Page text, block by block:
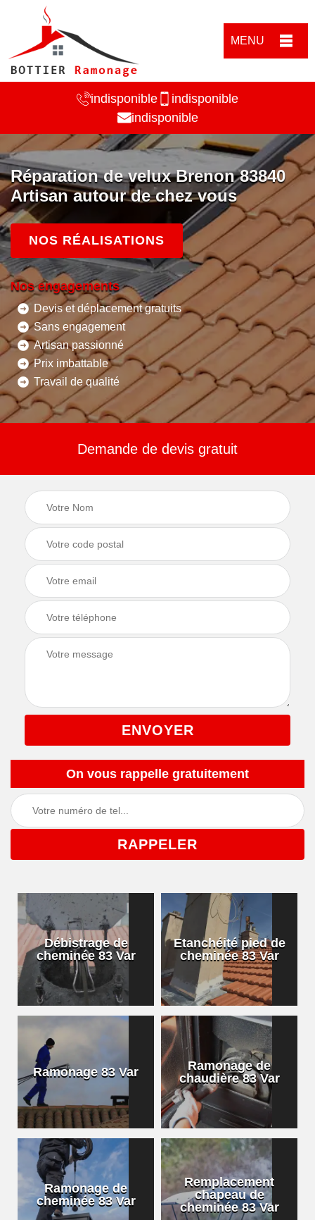
MENU
indisponible
indisponible
indisponible
Réparation de velux Brenon 83840
Artisan autour de chez vous
NOS RÉALISATIONS
Nos engagements
Devis et déplacement gratuits
Sans engagement
Artisan passionné
Prix imbattable
Travail de qualité
Demande de devis gratuit
On vous rappelle gratuitement
Débistrage de
cheminée 83 Var
Etanchéité pied de
cheminée 83 Var
Ramonage 83 Var
Ramonage de
chaudière 83 Var
Ramonage de
cheminée 83 Var
Remplacement
chapeau de
cheminée 83 Var